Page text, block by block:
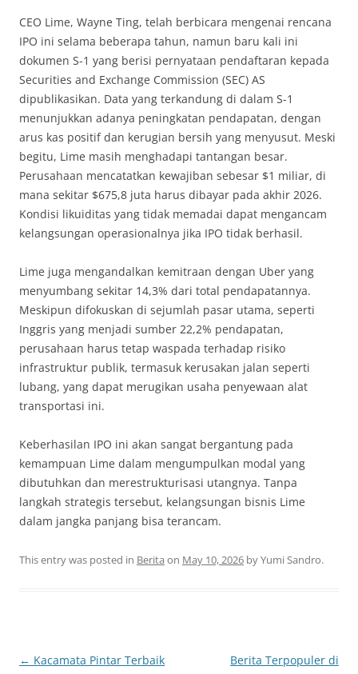
CEO Lime, Wayne Ting, telah berbicara mengenai rencana
IPO ini selama beberapa tahun, namun baru kali ini
dokumen S-1 yang berisi pernyataan pendaftaran kepada
Securities and Exchange Commission (SEC) AS
dipublikasikan. Data yang terkandung di dalam S-1
menunjukkan adanya peningkatan pendapatan, dengan
arus kas positif dan kerugian bersih yang menyusut. Meski
begitu, Lime masih menghadapi tantangan besar.
Perusahaan mencatatkan kewajiban sebesar $1 miliar, di
mana sekitar $675,8 juta harus dibayar pada akhir 2026.
Kondisi likuiditas yang tidak memadai dapat mengancam
kelangsungan operasionalnya jika IPO tidak berhasil.
Lime juga mengandalkan kemitraan dengan Uber yang
menyumbang sekitar 14,3% dari total pendapatannya.
Meskipun difokuskan di sejumlah pasar utama, seperti
Inggris yang menjadi sumber 22,2% pendapatan,
perusahaan harus tetap waspada terhadap risiko
infrastruktur publik, termasuk kerusakan jalan seperti
lubang, yang dapat merugikan usaha penyewaan alat
transportasi ini.
Keberhasilan IPO ini akan sangat bergantung pada
kemampuan Lime dalam mengumpulkan modal yang
dibutuhkan dan merestrukturisasi utangnya. Tanpa
langkah strategis tersebut, kelangsungan bisnis Lime
dalam jangka panjang bisa terancam.
This entry was posted in Berita on May 10, 2026 byYumi Sandro.
Post
← Kacamata Pintar Terbaik
Berita Terpopuler di